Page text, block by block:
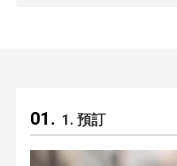
1. 預訂